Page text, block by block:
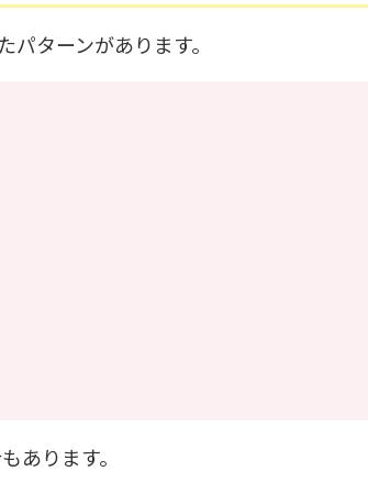
ターンがあります。
あります。